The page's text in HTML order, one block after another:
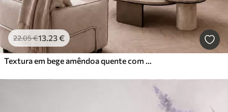
22.05€13 .23€